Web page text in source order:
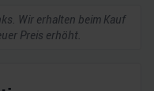
Wir erhalten beim Kauf
Preis erhöht.